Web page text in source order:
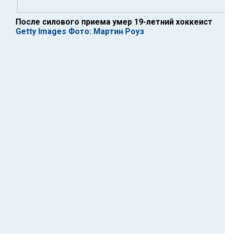
После силового приема умер 19-летний хоккеист
Getty Images Фото: Мартин Роуз